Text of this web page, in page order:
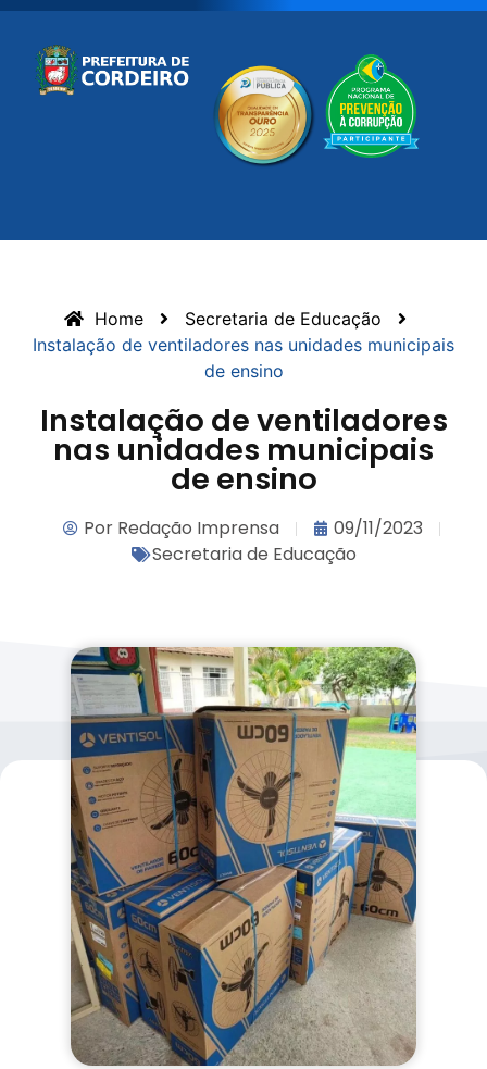
Home
Secretaria de Educação
Instalação de ventiladores nas unidades municipais
de ensino
Instalação de ventiladores
nas unidades municipais
de ensino
Por Redação Imprensa
09/11/2023
Secretaria de Educação